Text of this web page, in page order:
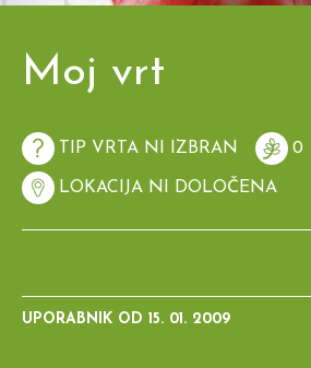
Moj vrt
TIP VRTA NI IZBRAN 0
LOKACIJA NI DOLOČENA
UPORABNIK OD 15. 01. 2009